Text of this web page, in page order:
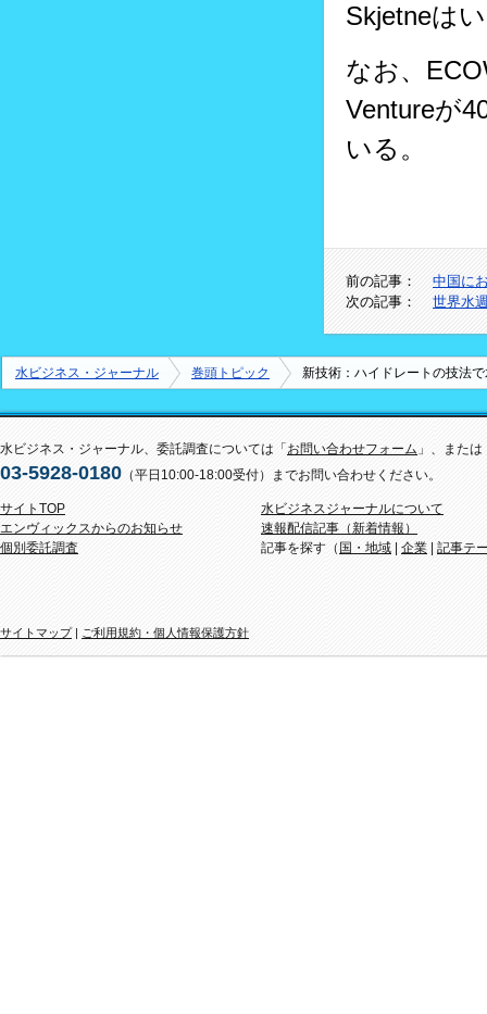
Skjetneは
なお、
Ventureが
いる。
前の記事：
中国に
次の記事：
世界水
水ビジネス・ジャーナル 巻頭トピック 新技術：ハイドレートの技法
水ビジネス・ジャーナル、委託調査については「 お問い合わせフォーム 」、または
03-5928-0180 （平日10:00-18:00受付）までお問い合わせください。
サイトTOP
エンヴィックスからのお知らせ
個別委託調査
水ビジネスジャーナルについて
速報配信記事（新着情報）
記事を探す（ 国・地域 企業 記事テ
サイトマップ| ご利用規約・個人情報保護方針